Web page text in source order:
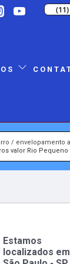
envelopamento
valor Rio Pequeno
Estamos
localizados em